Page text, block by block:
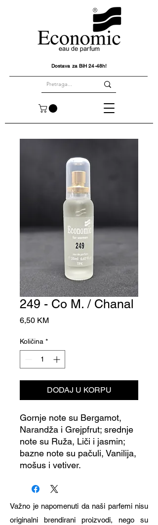
Dostava za BiH 24-48h!
249 - Co M. / Chanal
6,50 KMCijena
Količina *
DODAJ U KORPU
Gornje note su Bergamot,
Narandža i Grejpfrut; srednje
note su Ruža, Liči i jasmin;
bazne note su pačuli, Vanilija,
mošus i vetiver.
Važno je napomenuti da naši parfemi nisu
originalni brendirani proizvodi, nego su